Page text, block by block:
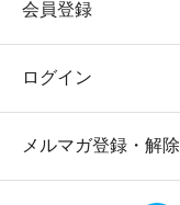
会員登録
ログイン
メルマガ登録・解除